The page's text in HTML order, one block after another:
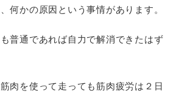
何かの原因という事情があります。
普通であれば自力で解消できたはず
肉を使って走っても筋肉疲労は２日